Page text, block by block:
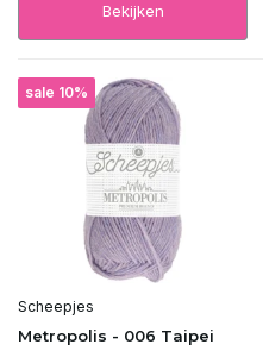
Bekijken
sale 10%
Scheepjes
Metropolis - 006 Taipei